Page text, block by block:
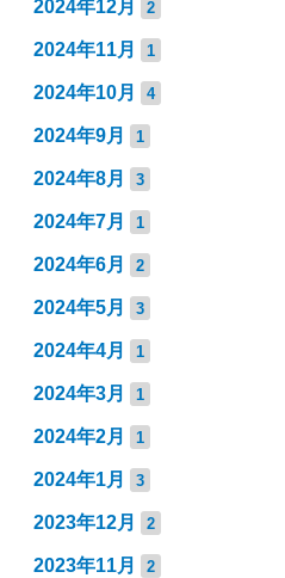
2024年12月 2
2024年11月 1
2024年10月 4
2024年9月 1
2024年8月 3
2024年7月 1
2024年6月 2
2024年5月 3
2024年4月 1
2024年3月 1
2024年2月 1
2024年1月 3
2023年12月 2
2023年11月 2